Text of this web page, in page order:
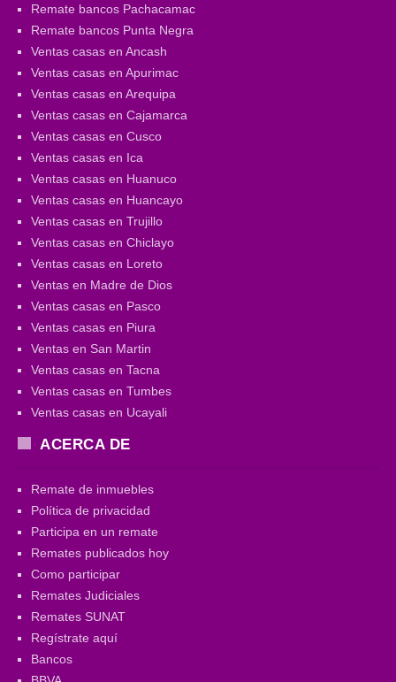
Remate bancos Pachacamac
Remate bancos Punta Negra
Ventas casas en Ancash
Ventas casas en Apurimac
Ventas casas en Arequipa
Ventas casas en Cajamarca
Ventas casas en Cusco
Ventas casas en Ica
Ventas casas en Huanuco
Ventas casas en Huancayo
Ventas casas en Trujillo
Ventas casas en Chiclayo
Ventas casas en Loreto
Ventas en Madre de Dios
Ventas casas en Pasco
Ventas casas en Piura
Ventas en San Martin
Ventas casas en Tacna
Ventas casas en Tumbes
Ventas casas en Ucayali
ACERCA DE
Remate de inmuebles
Política de privacidad
Participa en un remate
Remates publicados hoy
Como participar
Remates Judiciales
Remates SUNAT
Regístrate aquí
Bancos